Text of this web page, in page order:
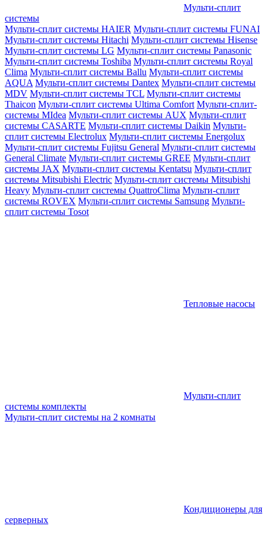
Мульти-сплит
системы
Мульти-сплит системы HAIER Мульти-сплит системы FUNAI
Мульти-сплит системы Hitachi Мульти-сплит системы Hisense
Мульти-сплит системы LG Мульти-сплит системы Panasonic
Мульти-сплит системы Toshiba Мульти-сплит системы Royal
Clima Мульти-сплит системы Ballu Мульти-сплит системы
AQUA Мульти-сплит системы Dantex Мульти-сплит системы
MDV Мульти-сплит системы TCL Мульти-сплит системы
Thaicon Мульти-сплит системы Ultima Comfort Мульти-сплит-
системы MIdea Мульти-сплит системы AUX Мульти-сплит
системы CASARTE Мульти-сплит системы Daikin Мульти-
сплит системы Electrolux Мульти-сплит системы Energolux
Мульти-сплит системы Fujitsu General Мульти-сплит системы
General Climate Мульти-сплит системы GREE Мульти-сплит
системы JAX Мульти-сплит системы Kentatsu Мульти-сплит
системы Mitsubishi Electric Мульти-сплит системы Mitsubishi
Heavy Мульти-сплит системы QuattroClima Мульти-сплит
системы ROVEX Мульти-сплит системы Samsung Мульти-
сплит системы Tosot
Тепловые насосы
Мульти-сплит
системы комплекты
Мульти-сплит системы на 2 комнаты
Кондиционеры для
серверных